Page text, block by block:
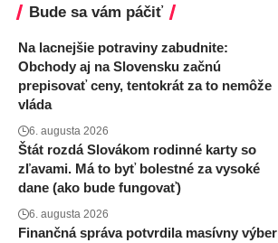
Bude sa vám páčiť
Na lacnejšie potraviny zabudnite:
Obchody aj na Slovensku začnú
prepisovať ceny, tentokrát za to nemôže
vláda
6. augusta 2026
Štát rozdá Slovákom rodinné karty so
zľavami. Má to byť bolestné za vysoké
dane (ako bude fungovať)
6. augusta 2026
Finančná správa potvrdila masívny výber